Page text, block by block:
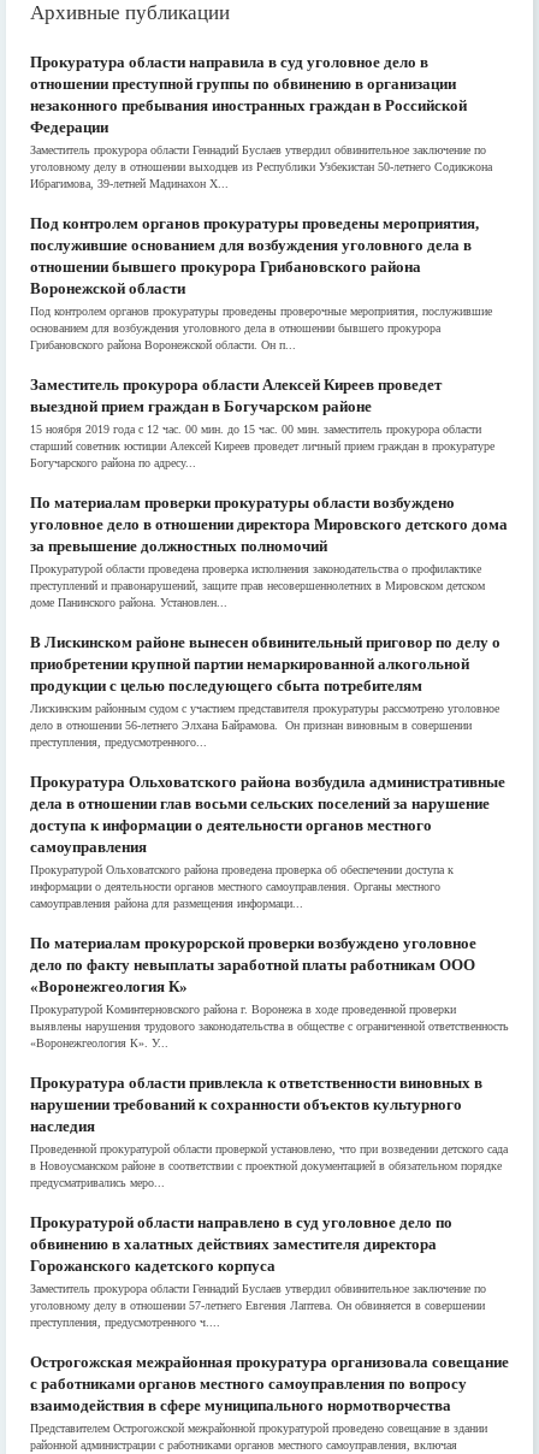
Архивные публикации
Прокуратура области направила в суд уголовное дело в
отношении преступной группы по обвинению в организации
незаконного пребывания иностранных граждан в Российской
Федерации
Заместитель прокурора области Геннадий Буслаев утвердил обвинительное заключение по
уголовному делу в отношении выходцев из Республики Узбекистан 50-летнего Содикжона
Ибрагимова, 39-летней Мадинахон Х...
Под контролем органов прокуратуры проведены мероприятия,
послужившие основанием для возбуждения уголовного дела в
отношении бывшего прокурора Грибановского района
Воронежской области
Под контролем органов прокуратуры проведены проверочные мероприятия, послужившие
основанием для возбуждения уголовного дела в отношении бывшего прокурора
Грибановского района Воронежской области. Он п...
Заместитель прокурора области Алексей Киреев проведет
выездной прием граждан в Богучарском районе
15 ноября 2019 года с 12 час. 00 мин. до 15 час. 00 мин. заместитель прокурора области
старший советник юстиции Алексей Киреев проведет личный прием граждан в прокуратуре
Богучарского района по адресу...
По материалам проверки прокуратуры области возбуждено
уголовное дело в отношении директора Мировского детского дома
за превышение должностных полномочий
Прокуратурой области проведена проверка исполнения законодательства о профилактике
преступлений и правонарушений, защите прав несовершеннолетних в Мировском детском
доме Панинского района. Установлен...
В Лискинском районе вынесен обвинительный приговор по делу о
приобретении крупной партии немаркированной алкогольной
продукции с целью последующего сбыта потребителям
Лискинским районным судом с участием представителя прокуратуры рассмотрено уголовное
дело в отношении 56-летнего Элхана Байрамова. Он признан виновным в совершении
преступления, предусмотренного...
Прокуратура Ольховатского района возбудила административные
дела в отношении глав восьми сельских поселений за нарушение
доступа к информации о деятельности органов местного
самоуправления
Прокуратурой Ольховатского района проведена проверка об обеспечении доступа к
информации о деятельности органов местного самоуправления. Органы местного
самоуправления района для размещения информаци...
По материалам прокурорской проверки возбуждено уголовное
дело по факту невыплаты заработной платы работникам ООО
«Воронежгеология К»
Прокуратурой Коминтерновского района г. Воронежа в ходе проведенной проверки
выявлены нарушения трудового законодательства в обществе с ограниченной ответственность
«Воронежгеология К». У...
Прокуратура области привлекла к ответственности виновных в
нарушении требований к сохранности объектов культурного
наследия
Проведенной прокуратурой области проверкой установлено, что при возведении детского сада
в Новоусманском районе в соответствии с проектной документацией в обязательном порядке
предусматривались меро...
Прокуратурой области направлено в суд уголовное дело по
обвинению в халатных действиях заместителя директора
Горожанского кадетского корпуса
Заместитель прокурора области Геннадий Буслаев утвердил обвинительное заключение по
уголовному делу в отношении 57-летнего Евгения Лаптева. Он обвиняется в совершении
преступления, предусмотренного ч....
Острогожская межрайонная прокуратура организовала совещание
с работниками органов местного самоуправления по вопросу
взаимодействия в сфере муниципального нормотворчества
Представителем Острогожской межрайонной прокуратурой проведено совещание в здании
районной администрации с работниками органов местного самоуправления, включая